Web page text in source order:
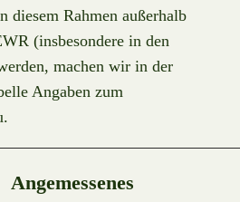
diesem Rahmen außerhalb
(insbesondere in den
machen wir in der
Angaben zum
Angemessenes